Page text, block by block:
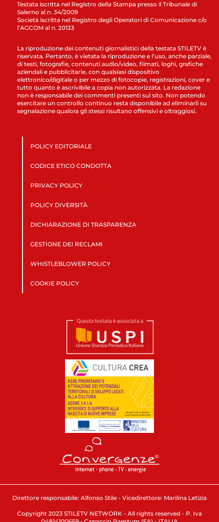
Testata iscritta nel Registro della Stampa presso il Tribunale di
Salerno al n. 34/2009
Società iscritta nel Registro degli Operatori di Comunicazione c/o
l’AGCOM al n. 20133
La riproduzione dei contenuti giornalistici della testata STILETV è
riservata. Pertanto, è vietata la riproduzione e l’uso, anche parziale,
di testi, fotografie, contenuti audio/video, filmati, loghi, grafiche
aziendali e pubblicitarie, con qualsiasi dispositivo
elettronico/digitale o per mezzo di fotocopie, registrazioni, cover e
tutto quanto è ascrivibile a copia non autorizzata. La redazione
non è responsabile dei commenti presenti sul sito. Non potendo
esercitare un controllo continuo resta disponibile ad eliminarli su
segnalazione qualora gli stessi risultano offensivi e oltraggiosi.
POLICY EDITORIALE
CODICE ETICO CONDOTTA
PRIVACY POLICY
POLICY DIVERSITÀ
DICHIARAZIONE DI TRASPARENZA
GESTIONE DEI RECLAMI
WHISTLEBLOWER POLICY
COOKIE POLICY
Direttore responsabile: Alfonso Stile - Vicedirettore: Marilina Letizia
Copyright 2023 STILETV NETWORK - All rights reserved - P. Iva